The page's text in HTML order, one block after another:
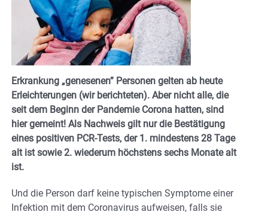
Erkrankung „genesenen” Personen gelten ab heute
Erleichterungen (wir berichteten). Aber nicht alle, die
seit dem Beginn der Pandemie Corona hatten, sind
hier gemeint! Als Nachweis gilt nur die Bestätigung
eines positiven PCR-Tests, der 1. mindestens 28 Tage
alt ist sowie 2. wiederum höchstens sechs Monate alt
ist.
Und die Person darf keine typischen Symptome einer
Infektion mit dem Coronavirus aufweisen, falls sie